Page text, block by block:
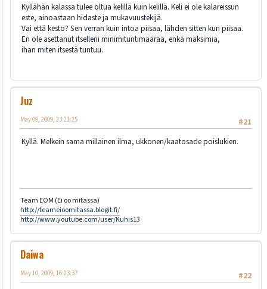
Kyllähän kalassa tulee oltua kelillä kuin kelillä. Keli ei ole kalareissun
este, ainoastaan hidaste ja mukavuustekijä.
Vai että kesto? Sen verran kuin intoa piisaa, lähden sitten kun piisaa.
En ole asettanut itselleni minimituntimäärää, enkä maksimia,
ihan miten itsestä tuntuu.
Juz
#21
May 09, 2009, 23:21:25
Kyllä. Melkein sama millainen ilma, ukkonen/kaatosade poislukien.
Team EOM (Ei oo mitassa)
http://teameioomitassa.blogit.fi/
http://www.youtube.com/user/Kuhis13
Daiwa
#22
May 10, 2009, 16:23:37